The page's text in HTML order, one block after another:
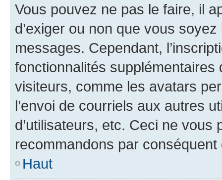
Vous pouvez ne pas le faire, il
d’exiger ou non que vous
messages. Cependant,
fonctionnalités
visiteurs, comme les avatars
l’envoi de courriels aux autres
d’utilisateurs, etc. Ceci ne vous
recommandons par conséquent
Haut